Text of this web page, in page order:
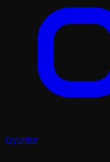
Oyunlar